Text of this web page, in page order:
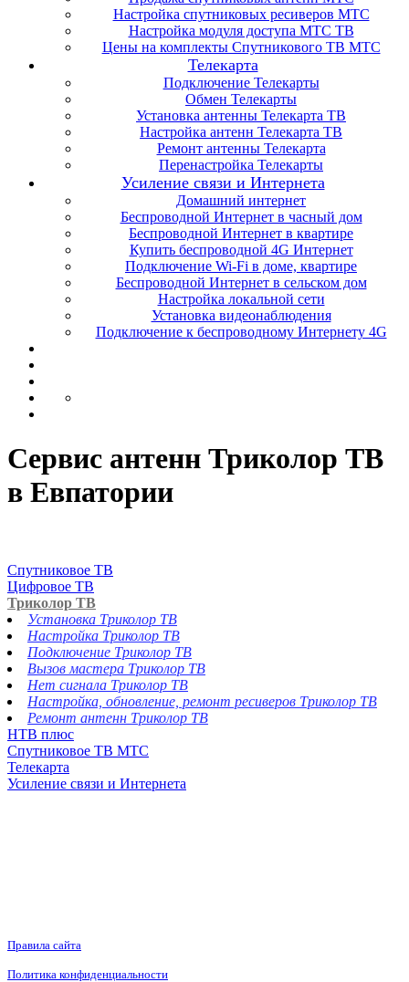
Настройка спутниковых ресиверов МТС
Настройка модуля доступа МТС ТВ
Цены на комплекты Спутникового ТВ МТС
Телекарта
Подключение Телекарты
Обмен Телекарты
Установка антенны Телекарта ТВ
Настройка антенн Телекарта ТВ
Ремонт антенны Телекарта
Перенастройка Телекарты
Усиление связи и Интернета
Домашний интернет
Беспроводной Интернет в часный дом
Беспроводной Интернет в квартире
Купить беспроводной 4G Интернет
Подключение Wi-Fi в доме, квартире
Беспроводной Интернет в сельском дом
Настройка локальной сети
Установка видеонаблюдения
Подключение к беспроводному Интернету 4G
Сервис антенн Триколор ТВ
в Евпатории
Спутниковое ТВ
Цифровое ТВ
Триколор ТВ
Установка Триколор ТВ
Настройка Триколор ТВ
Подключение Триколор ТВ
Вызов мастера Триколор ТВ
Нет сигнала Триколор ТВ
Настройка, обновление, ремонт ресиверов Триколор ТВ
Ремонт антенн Триколор ТВ
НТВ плюс
Спутниковое ТВ МТС
Телекарта
Усиление связи и Интернета
Правила сайта
Политика конфиденциальности